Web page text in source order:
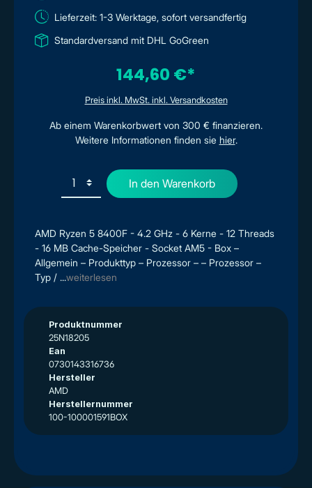
AMD Ryzen 5 8400F - 4.2 GHz - 6 Kerne - 12 Threads
- 16 MB Cache-Speicher - Socket AM5 - Box –
Allgemein – Produkttyp – Prozessor – – Prozessor –
Typ / ...weiterlesen
Produktnummer
25N18205
Ean
0730143316736
Hersteller
AMD
Herstellernummer
100-100001591BOX
Lieferzeit: 1-3 Werktage, sofort versandfertig
Standardversand mit DHL GoGreen
144,60 €*
Preis inkl. MwSt. inkl. Versandkosten
Ab einem Warenkorbwert von 300 € finanzieren.
Weitere Informationen finden sie hier.
In den Warenkorb